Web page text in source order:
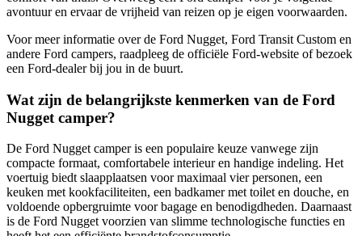
avontuur en ervaar de vrijheid van reizen op je eigen voorwaarden.
Voor meer informatie over de Ford Nugget, Ford Transit Custom en
andere Ford campers, raadpleeg de officiële Ford-website of bezoek
een Ford-dealer bij jou in de buurt.
Wat zijn de belangrijkste kenmerken van de Ford
Nugget camper?
De Ford Nugget camper is een populaire keuze vanwege zijn
compacte formaat, comfortabele interieur en handige indeling. Het
voertuig biedt slaapplaatsen voor maximaal vier personen, een
keuken met kookfaciliteiten, een badkamer met toilet en douche, en
voldoende opbergruimte voor bagage en benodigdheden. Daarnaast
is de Ford Nugget voorzien van slimme technologische functies en